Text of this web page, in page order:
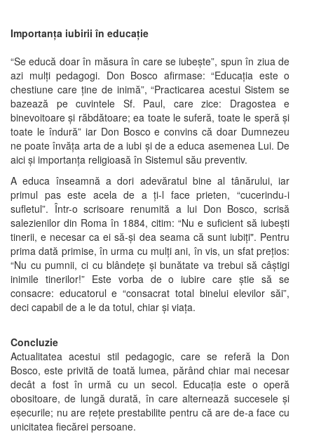
Importanţa iubirii în educaţie
“Se educă doar în măsura în care se iubeşte”, spun în ziua de
azi mulţi pedagogi. Don Bosco afirmase: “Educaţia este o
chestiune care ţine de inimă”, “Practicarea acestui Sistem se
bazează pe cuvintele Sf. Paul, care zice: Dragostea e
binevoitoare şi răbdătoare; ea toate le suferă, toate le speră şi
toate le îndură” iar Don Bosco e convins că doar Dumnezeu
ne poate învăţa arta de a iubi şi de a educa asemenea Lui. De
aici şi importanţa religioasă în Sistemul său preventiv.
A educa înseamnă a dori adevăratul bine al tânărului, iar
primul pas este acela de a ţi-l face prieten, “cucerindu-i
sufletul”. Într-o scrisoare renumită a lui Don Bosco, scrisă
salezienilor din Roma în 1884, citim: “Nu e suficient să iubeşti
tinerii, e necesar ca ei să-şi dea seama că sunt iubiţi". Pentru
prima dată primise, în urma cu mulţi ani, în vis, un sfat preţios:
“Nu cu pumnii, ci cu blândeţe şi bunătate va trebui să câştigi
inimile tinerilor!” Este vorba de o iubire care ştie să se
consacre: educatorul e “consacrat total binelui elevilor săi”,
deci capabil de a le da totul, chiar şi viaţa.
Concluzie
Actualitatea acestui stil pedagogic, care se referă la Don
Bosco, este privită de toată lumea, părând chiar mai necesar
decât a fost în urmă cu un secol. Educaţia este o operă
obositoare, de lungă durată, în care alternează succesele şi
eşecurile; nu are reţete prestabilite pentru că are de-a face cu
unicitatea fiecărei persoane.